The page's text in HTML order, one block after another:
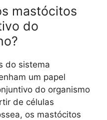
mastócitos
do
do sistema
um papel
do organismo
de células
os mastócitos